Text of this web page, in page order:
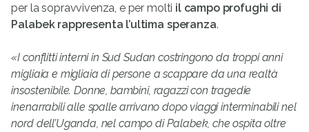
per la sopravvivenza, e per molti il campo profughi di
Palabek rappresenta l’ultima speranza.
«I conflitti interni in Sud Sudan costringono da troppi anni
migliaia e migliaia di persone a scappare da una realtà
insostenibile. Donne, bambini, ragazzi con tragedie
inenarrabili alle spalle arrivano dopo viaggi interminabili nel
nord dell’Uganda, nel campo di Palabek, che ospita oltre